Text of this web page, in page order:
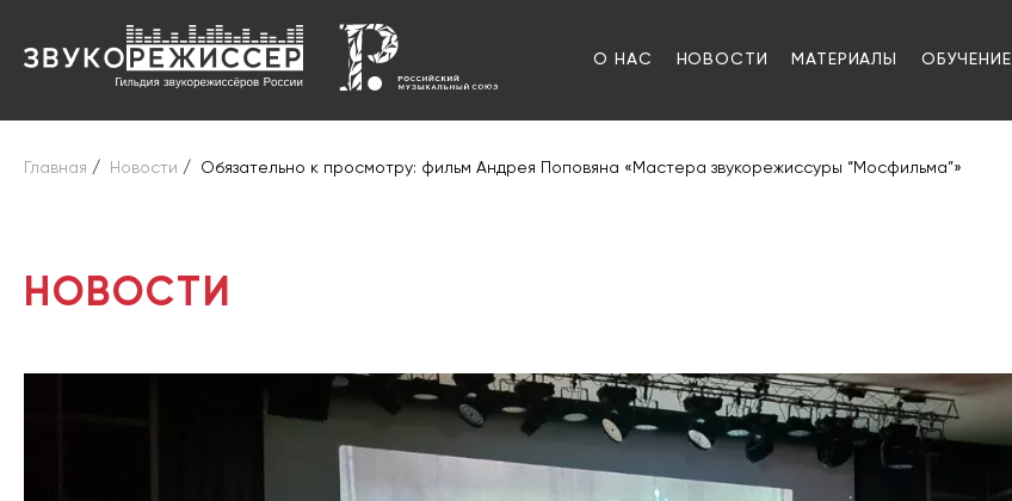
О НАС НОВОСТИ МАТЕРИАЛЫ ОБУЧЕНИЕ
Главная / Новости / Обязательно к просмотру: фильм Андрея Поповяна «Мастера звукорежиссуры “Мосфильма”»
НОВОСТИ